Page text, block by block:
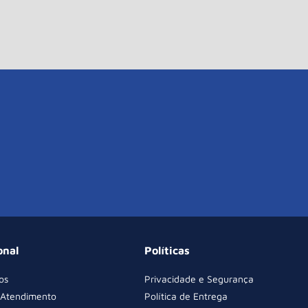
Políticas
Privacidade e Segurança
Política de Entrega